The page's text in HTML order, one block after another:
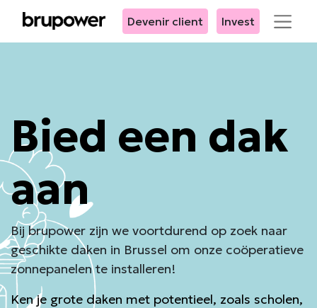
Devenir client Invest
Bied een dak
aan
Bij brupower zijn we voortdurend op zoek naar
geschikte daken in Brussel om onze coöperatieve
zonnepanelen te installeren!
Ken je grote daken met potentieel, zoals scholen,